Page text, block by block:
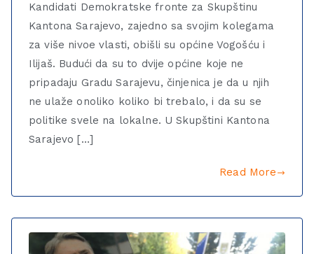
Kandidati Demokratske fronte za Skupštinu
Kantona Sarajevo, zajedno sa svojim kolegama
za više nivoe vlasti, obišli su općine Vogošću i
Ilijaš. Budući da su to dvije općine koje ne
pripadaju Gradu Sarajevu, činjenica je da u njih
ne ulaže onoliko koliko bi trebalo, i da su se
politike svele na lokalne. U Skupštini Kantona
Sarajevo […]
Read More